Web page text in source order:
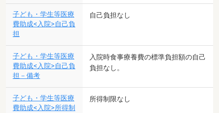
子ども・学生等医療
費助成<入院>自己負
担
自己負担なし
子ども・学生等医療
費助成<入院>自己負
担－備考
入院時食事療養費の標準負担額の自己
負担なし。
子ども・学生等医療
費助成<入院>所得制
所得制限なし